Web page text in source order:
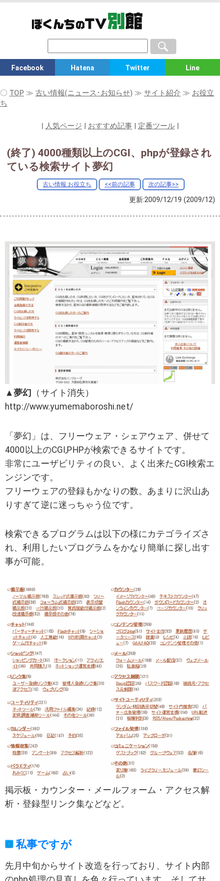
Facebook Hatena Twitter Line
〇 TOP ≫ 古い情報(ニュース･お知らせ) ≫ サイト紹介 ≫ お役立
ち
| 人気ページ | おすすめ記事 | 定番ツール |
(終了) 4000種類以上のCGI、phpが登録され
ている検索サイト夢幻
古い情報:お役立ち <<前の記事 次の記事>>
更新:2009/12/19 (2009/12)
▲夢幻
（サイト消失）
http://www.yumemaboroshi.net/
「夢幻」は、フリーウェア・シェアウェア、併せて
4000以上のCGI,PHPが検索できるサイトです。
非常にユーザビリティの良い、よく出来たCGI検索エ
ンジンです。
フリーウェアの登録もかなりの数。あまりに沢山あ
りすぎて逆に迷っちゃう位です。
検索できるプログラムは以下の様にカテゴライズさ
れ、利用したいプログラムをかなり簡単に探し出す
事が可能。
掲示板・カウンター・メールフォーム・アクセス解
析・登録型リンク集などなど。
私事ですが
先月中旬からサイト改造を行っており、サイト内部